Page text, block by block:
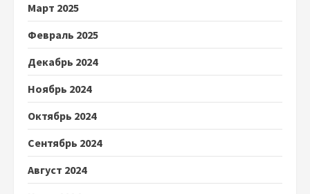
Март 2025
Февраль 2025
Декабрь 2024
Ноябрь 2024
Октябрь 2024
Сентябрь 2024
Август 2024